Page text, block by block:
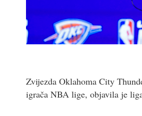
Zvijezda Oklahoma City
igrača NBA lige, objavila je